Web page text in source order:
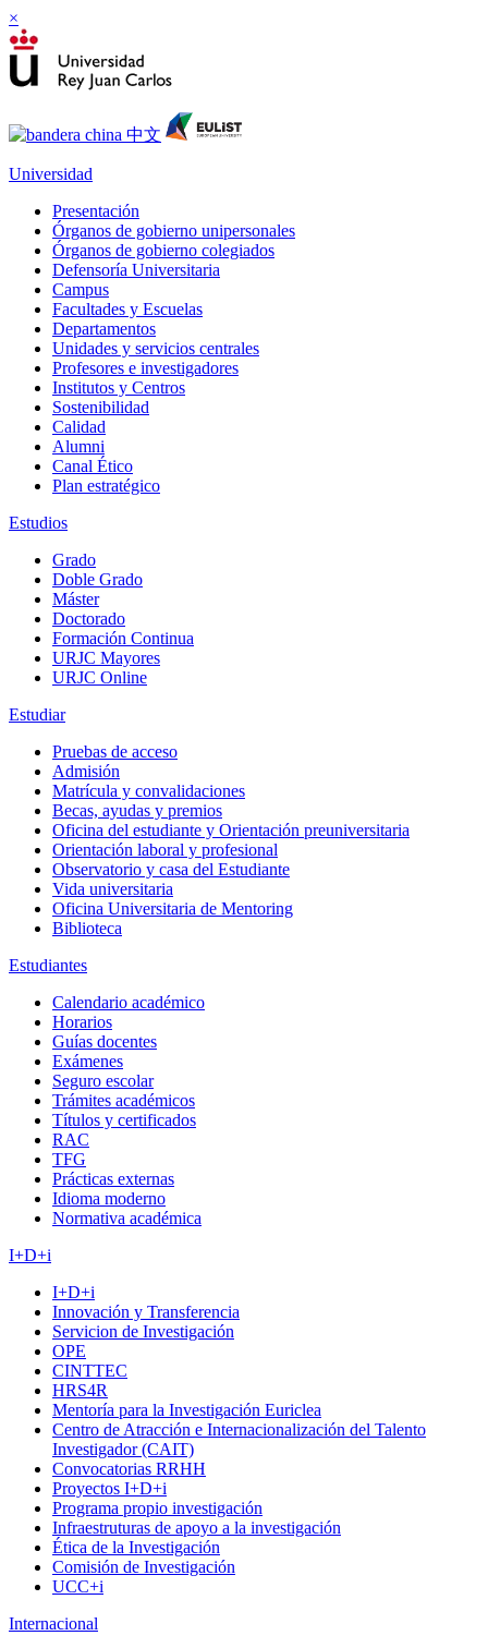
×
Universidad
Presentación
Órganos de gobierno unipersonales
Órganos de gobierno colegiados
Defensoría Universitaria
Campus
Facultades y Escuelas
Departamentos
Unidades y servicios centrales
Profesores e investigadores
Institutos y Centros
Sostenibilidad
Calidad
Alumni
Canal Ético
Plan estratégico
Estudios
Grado
Doble Grado
Máster
Doctorado
Formación Continua
URJC Mayores
URJC Online
Estudiar
Pruebas de acceso
Admisión
Matrícula y convalidaciones
Becas, ayudas y premios
Oficina del estudiante y Orientación preuniversitaria
Orientación laboral y profesional
Observatorio y casa del Estudiante
Vida universitaria
Oficina Universitaria de Mentoring
Biblioteca
Estudiantes
Calendario académico
Horarios
Guías docentes
Exámenes
Seguro escolar
Trámites académicos
Títulos y certificados
RAC
TFG
Prácticas externas
Idioma moderno
Normativa académica
I+D+i
I+D+i
Innovación y Transferencia
Servicion de Investigación
OPE
CINTTEC
HRS4R
Mentoría para la Investigación Euriclea
Centro de Atracción e Internacionalización del Talento
Investigador (CAIT)
Convocatorias RRHH
Proyectos I+D+i
Programa propio investigación
Infraestruturas de apoyo a la investigación
Ética de la Investigación
Comisión de Investigación
UCC+i
Internacional